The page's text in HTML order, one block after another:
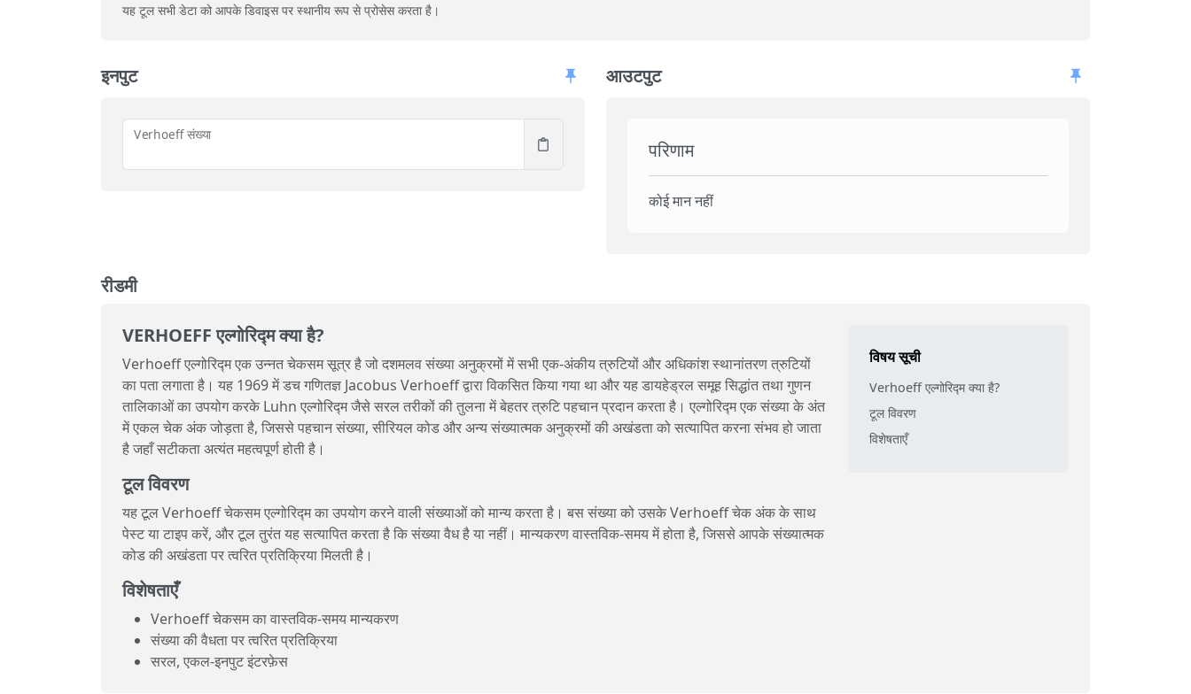
यह टूल सभी डेटा को आपके डिवाइस पर स्थानीय रूप से प्रोसेस करता है।
इनपुट
Verhoeff संख्या
आउटपुट
परिणाम
कोई मान नहीं
रीडमी
VERHOEFF एल्गोरिद्म क्या है?
Verhoeff एल्गोरिद्म एक उन्नत चेकसम सूत्र है जो दशमलव संख्या अनुक्रमों में सभी एक-अंकीय त्रुटियों और अधिकांश स्थानांतरण त्रुटियों
का पता लगाता है। यह 1969 में डच गणितज्ञ Jacobus Verhoeff द्वारा विकसित किया गया था और यह डायहेड्रल समूह सिद्धांत तथा गुणन
तालिकाओं का उपयोग करके Luhn एल्गोरिद्म जैसे सरल तरीकों की तुलना में बेहतर त्रुटि पहचान प्रदान करता है। एल्गोरिद्म एक संख्या के अंत
में एकल चेक अंक जोड़ता है, जिससे पहचान संख्या, सीरियल कोड और अन्य संख्यात्मक अनुक्रमों की अखंडता को सत्यापित करना संभव हो जाता
है जहाँ सटीकता अत्यंत महत्वपूर्ण होती है।
टूल विवरण
यह टूल Verhoeff चेकसम एल्गोरिद्म का उपयोग करने वाली संख्याओं को मान्य करता है। बस संख्या को उसके Verhoeff चेक अंक के साथ
पेस्ट या टाइप करें, और टूल तुरंत यह सत्यापित करता है कि संख्या वैध है या नहीं। मान्यकरण वास्तविक‑समय में होता है, जिससे आपके संख्यात्मक
कोड की अखंडता पर त्वरित प्रतिक्रिया मिलती है।
विशेषताएँ
Verhoeff चेकसम का वास्तविक‑समय मान्यकरण
संख्या की वैधता पर त्वरित प्रतिक्रिया
सरल, एकल‑इनपुट इंटरफ़ेस
विषय सूची
Verhoeff एल्गोरिद्म क्या है?
टूल विवरण
विशेषताएँ